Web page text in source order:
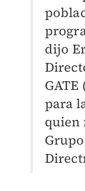
dijo
para
quien